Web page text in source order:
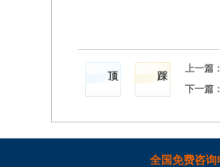
顶 踩
上一篇
下一篇
全国免费咨询